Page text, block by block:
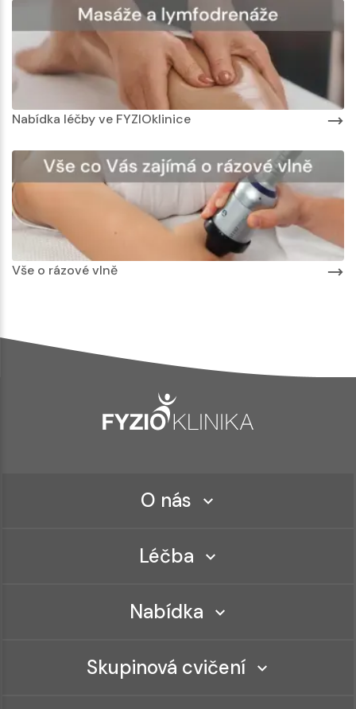
Nabídka léčby ve FYZIOklinice
Vše o rázové vlně
O nás
Léčba
Nabídka
Skupinová cvičení